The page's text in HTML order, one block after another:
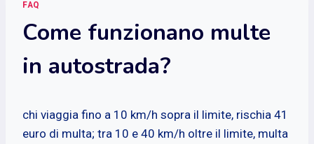
FAQ
Come funzionano multe
in autostrada?
chi viaggia fino a 10 km/h sopra il limite, rischia 41
euro di multa; tra 10 e 40 km/h oltre il limite, multa